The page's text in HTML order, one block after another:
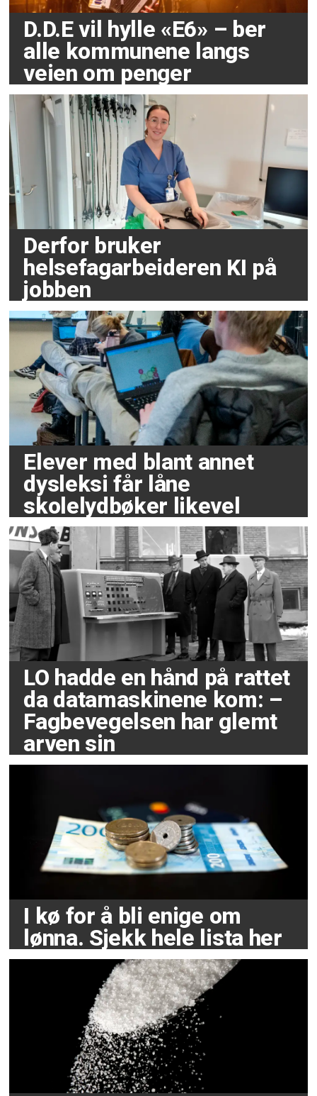
D.D.E vil hylle «E6» – ber
alle kommunene langs
veien om penger
Derfor bruker
helsefagarbeideren KI på
jobben
Elever med blant annet
dysleksi får låne
skolelydbøker likevel
LO hadde en hånd på rattet
da datamaskinene kom: –
Fagbevegelsen har glemt
arven sin
I kø for å bli enige om
lønna. Sjekk hele lista her